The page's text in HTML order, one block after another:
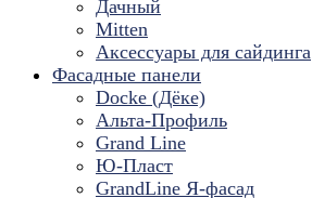
Дачный
Mitten
Аксессуары для сайдинга
Фасадные панели
Docke (Дёке)
Альта-Профиль
Grand Line
Ю-Пласт
GrandLine Я-фасад